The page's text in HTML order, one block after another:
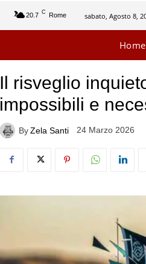
20.7 C Rome sabato, Agosto 8,
Home
Il risveglio
impossibili e
ByZela Santi 24 Marzo 2026